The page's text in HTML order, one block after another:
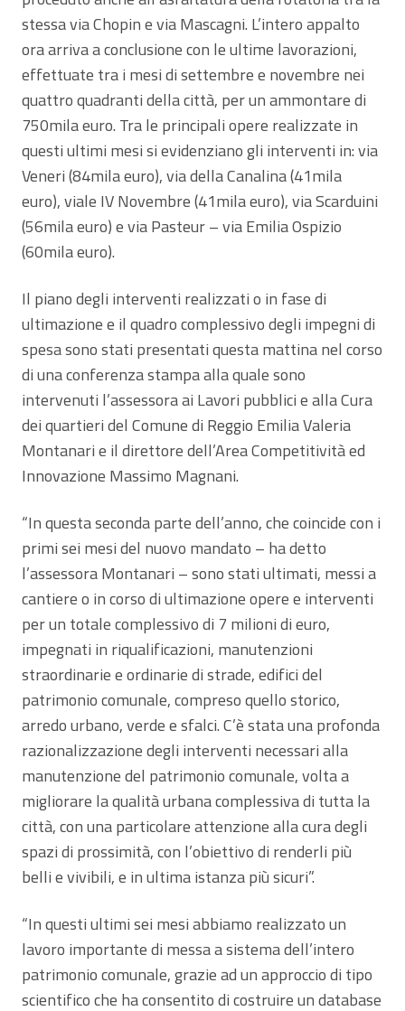
stessa via Chopin e via Mascagni. L’intero appalto
ora arriva a conclusione con le ultime lavorazioni,
effettuate tra i mesi di settembre e novembre nei
quattro quadranti della città, per un ammontare di
750mila euro. Tra le principali opere realizzate in
questi ultimi mesi si evidenziano gli interventi in: via
Veneri (84mila euro), via della Canalina (41mila
euro), viale IV Novembre (41mila euro), via Scarduini
(56mila euro) e via Pasteur – via Emilia Ospizio
(60mila euro).
Il piano degli interventi realizzati o in fase di
ultimazione e il quadro complessivo degli impegni di
spesa sono stati presentati questa mattina nel corso
di una conferenza stampa alla quale sono
intervenuti l’assessora ai Lavori pubblici e alla Cura
dei quartieri del Comune di Reggio Emilia Valeria
Montanari e il direttore dell’Area Competitività ed
Innovazione Massimo Magnani.
“In questa seconda parte dell’anno, che coincide con i
primi sei mesi del nuovo mandato – ha detto
l’assessora Montanari – sono stati ultimati, messi a
cantiere o in corso di ultimazione opere e interventi
per un totale complessivo di 7 milioni di euro,
impegnati in riqualificazioni, manutenzioni
straordinarie e ordinarie di strade, edifici del
patrimonio comunale, compreso quello storico,
arredo urbano, verde e sfalci. C’è stata una profonda
razionalizzazione degli interventi necessari alla
manutenzione del patrimonio comunale, volta a
migliorare la qualità urbana complessiva di tutta la
città, con una particolare attenzione alla cura degli
spazi di prossimità, con l’obiettivo di renderli più
belli e vivibili, e in ultima istanza più sicuri”.
“In questi ultimi sei mesi abbiamo realizzato un
lavoro importante di messa a sistema dell’intero
patrimonio comunale, grazie ad un approccio di tipo
scientifico che ha consentito di costruire un database